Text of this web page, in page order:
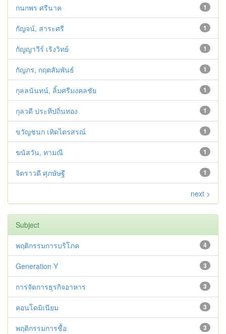
1
กนกพร ศรีนาค
1
กัญจน์, สาระศรี
1
กัญญาวีร์ เริงวิทย์
1
กัญภร, กฤตสัมพันธ์
1
กุลลนันทน์, ลิ้มศรีมงคลชัย
1
กุลวดี ประทีปถิ่นทอง
1
ขวัญชนก เทิดไตรสรณ์
1
ฆนัสวัน, ทามณี
1
จิตราวดี ศุภษัษฐี
next >
Subject
4
พฤติกรรมการบริโภค
3
Generation Y
3
การจัดการธุรกิจอาหาร
3
คอนโดมิเนียม
3
พฤติกรรมการซื้อ